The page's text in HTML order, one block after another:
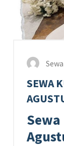
SEWA